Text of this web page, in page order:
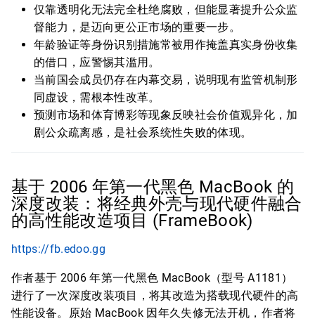
仅靠透明化无法完全杜绝腐败，但能显著提升公众监
督能力，是迈向更公正市场的重要一步。
年龄验证等身份识别措施常被用作掩盖真实身份收集
的借口，应警惕其滥用。
当前国会成员仍存在内幕交易，说明现有监管机制形
同虚设，需根本性改革。
预测市场和体育博彩等现象反映社会价值观异化，加
剧公众疏离感，是社会系统性失败的体现。
基于 2006 年第一代黑色 MacBook 的
深度改装：将经典外壳与现代硬件融合
的高性能改造项目 (FrameBook)
https://fb.edoo.gg
作者基于 2006 年第一代黑色 MacBook（型号 A1181）
进行了一次深度改装项目，将其改造为搭载现代硬件的高
性能设备。原始 MacBook 因年久失修无法开机，作者将